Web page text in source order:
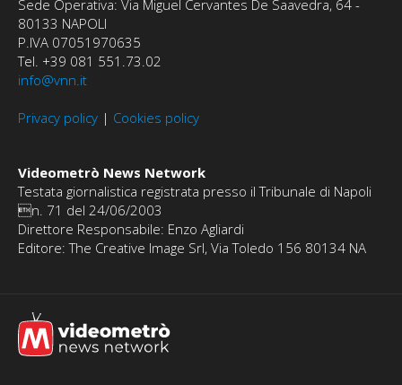
Sede Operativa: Via Miguel Cervantes De Saavedra, 64 -
80133 NAPOLI
P.IVA 07051970635
Tel. +39 081 551.73.02
info@vnn.it
Privacy policy | Cookies policy
Videometrò News Network
Testata giornalistica registrata presso il Tribunale di Napoli
n. 71 del 24/06/2003
Direttore Responsabile: Enzo Agliardi
Editore: The Creative Image Srl, Via Toledo 156 80134 NA